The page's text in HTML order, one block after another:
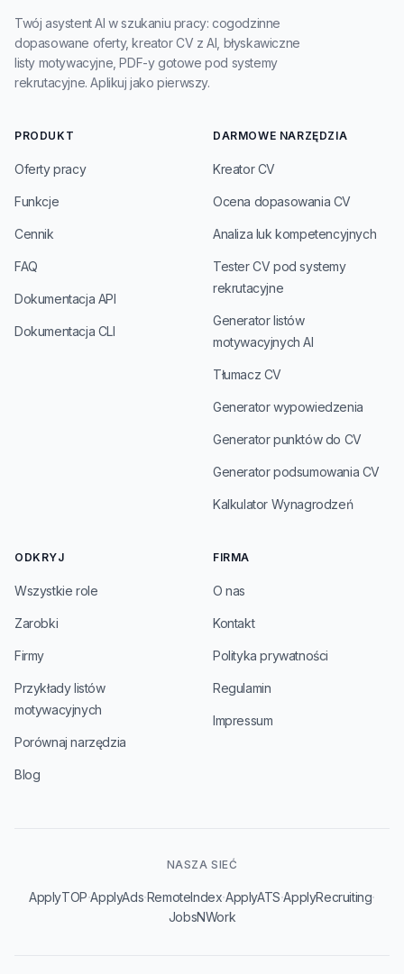
Twój asystent AI w szukaniu pracy: cogodzinne
dopasowane oferty, kreator CV z AI, błyskawiczne
listy motywacyjne, PDF-y gotowe pod systemy
rekrutacyjne. Aplikuj jako pierwszy.
PRODUKT
Oferty pracy
Funkcje
Cennik
FAQ
Dokumentacja API
Dokumentacja CLI
DARMOWE NARZĘDZIA
Kreator CV
Ocena dopasowania CV
Analiza luk kompetencyjnych
Tester CV pod systemy
rekrutacyjne
Generator listów
motywacyjnych AI
Tłumacz CV
Generator wypowiedzenia
Generator punktów do CV
Generator podsumowania CV
Kalkulator Wynagrodzeń
ODKRYJ
Wszystkie role
Zarobki
Firmy
Przykłady listów
motywacyjnych
Porównaj narzędzia
Blog
FIRMA
O nas
Kontakt
Polityka prywatności
Regulamin
Impressum
NASZA SIEĆ
ApplyTOP·ApplyAds·RemoteIndex·ApplyATS·ApplyRecruiting·
JobsNWork